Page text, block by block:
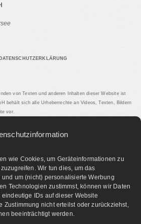
wie Cookies, um Geräteinformationen zu
Wir tun dies, um das
um (nicht) personalisierte Werbung
Technologien zustimmst, können wir Daten
IDs auf dieser Website
Zustimmung nicht erteilst oder zurückziehst,
beeinträchtigt werden.
DATENSCHUTZERKLÄRUNG
von Texten und anderen Inhalten dieser Website ist
behält sich alle Urheberrechte an Videos, Texten, Bildern
vor.